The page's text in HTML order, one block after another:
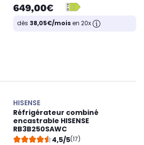
649,00€
dès 38,05€/moisen 20x
HISENSE
Réfrigérateur combiné
encastrable HISENSE
RB3B250SAWC
4,5/5(17)